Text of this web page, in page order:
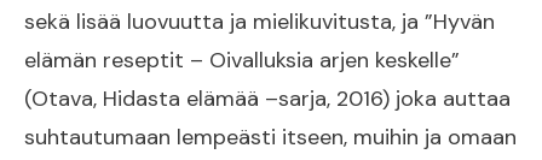
sekä lisää luovuutta ja mielikuvitusta, ja ”Hyvän
elämän reseptit – Oivalluksia arjen keskelle”
(Otava, Hidasta elämää –sarja, 2016) joka auttaa
suhtautumaan lempeästi itseen, muihin ja omaan